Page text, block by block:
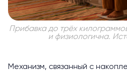
Прибавка до трёх
и физиологична.
Механизм, связанный с